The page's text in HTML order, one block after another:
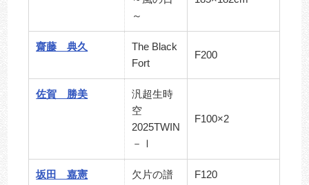
～
齋藤 典久
The Black
Fort
F200
佐賀 勝美
汎超生時
空
2025TWIN
－Ⅰ
F100×2
坂田 嘉憲 欠片の譜 F120